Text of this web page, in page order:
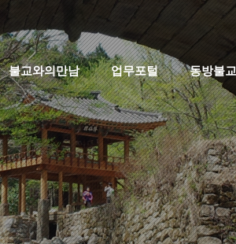
불교와의만남 업무포털 동방불